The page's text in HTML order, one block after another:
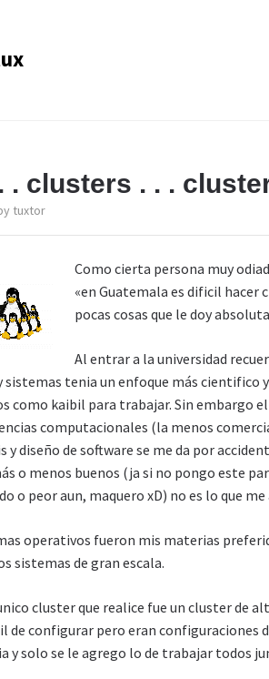
. clusters . . .
tuxtor
Como cierta persona muy
«en Guatemala es dificil hacer
pocas cosas que le doy
Al entrar a la universidad
sistemas tenia un enfoque más cientifico
como kaibil para trabajar. Sin embargo el
computacionales (la menos
y diseño de software se me da por
o menos buenos (ja si no pongo este
o peor aun, maquero xD) no es lo que me
operativos fueron mis materias
sistemas de gran escala.
cluster que realice fue un cluster de
de configurar pero eran configuraciones
y solo se le agrego lo de trabajar todos